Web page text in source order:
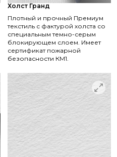
Холст Гранд
Плотный и прочный Премиум
текстиль с фактурой холста со
специальным темно-серым
блокирующем слоем. Имеет
сертификат пожарной
безопасности КМ1.